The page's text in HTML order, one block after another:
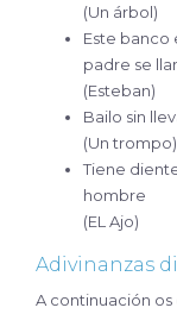
(Un árbol)
Este banco
padre se
(Esteban)
Bailo sin
(Un trompo)
Tiene
hombre
(EL Ajo)
Adivinanzas
A continuación